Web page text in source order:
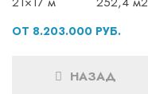
ОТ 8.203.000 РУБ.
НАЗАД